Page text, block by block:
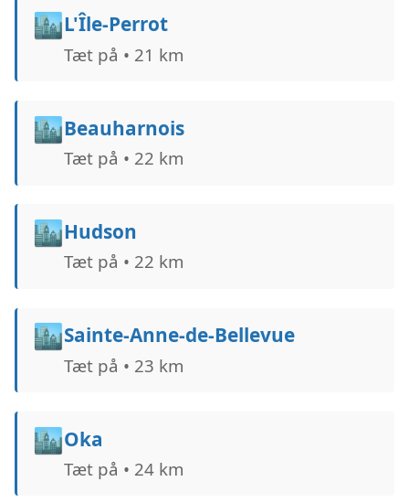
🏙️L'Île-Perrot
Tæt på • 21 km
🏙️Beauharnois
Tæt på • 22 km
🏙️Hudson
Tæt på • 22 km
🏙️Sainte-Anne-de-Bellevue
Tæt på • 23 km
🏙️Oka
Tæt på • 24 km